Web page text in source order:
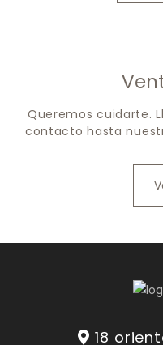
Queremos cuidarte.
contacto hasta
18